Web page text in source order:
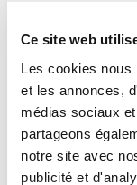
Ce site web
Les cookies nous
et les annonces,
médias sociaux
partageons
notre site avec
publicité et
Revenir à la